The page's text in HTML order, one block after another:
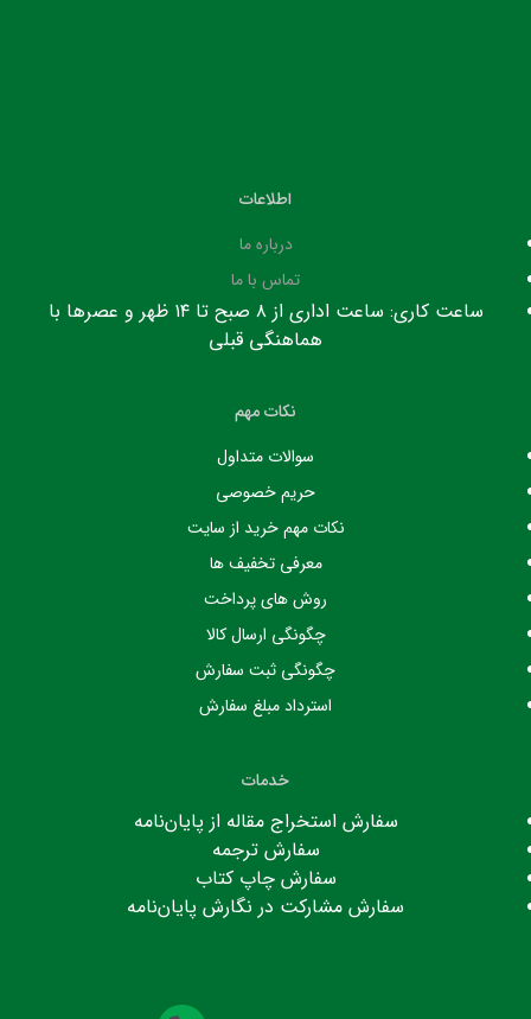
اطلاعات
درباره ما
تماس با ما
ساعت کاری: ساعت اداری از ۸ صبح تا ۱۴ ظهر و عصرها با
هماهنگی قبلی
نکات مهم
سوالات متداول
حریم خصوصی
نکات مهم خرید از سایت
معرفی تخفیف ها
روش های پرداخت
چگونگی ارسال کالا
چگونگی ثبت سفارش
استرداد مبلغ سفارش
خدمات
سفارش استخراج مقاله از پایان‌نامه
سفارش ترجمه
سفارش چاپ کتاب
سفارش مشارکت در نگارش پایان‌نامه